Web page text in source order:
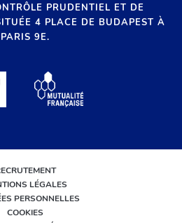
PRUDENTIEL ET DE
4 PLACE DE BUDAPEST À
PARIS 9E.
LÉGALES
PERSONNELLES
COOKIES